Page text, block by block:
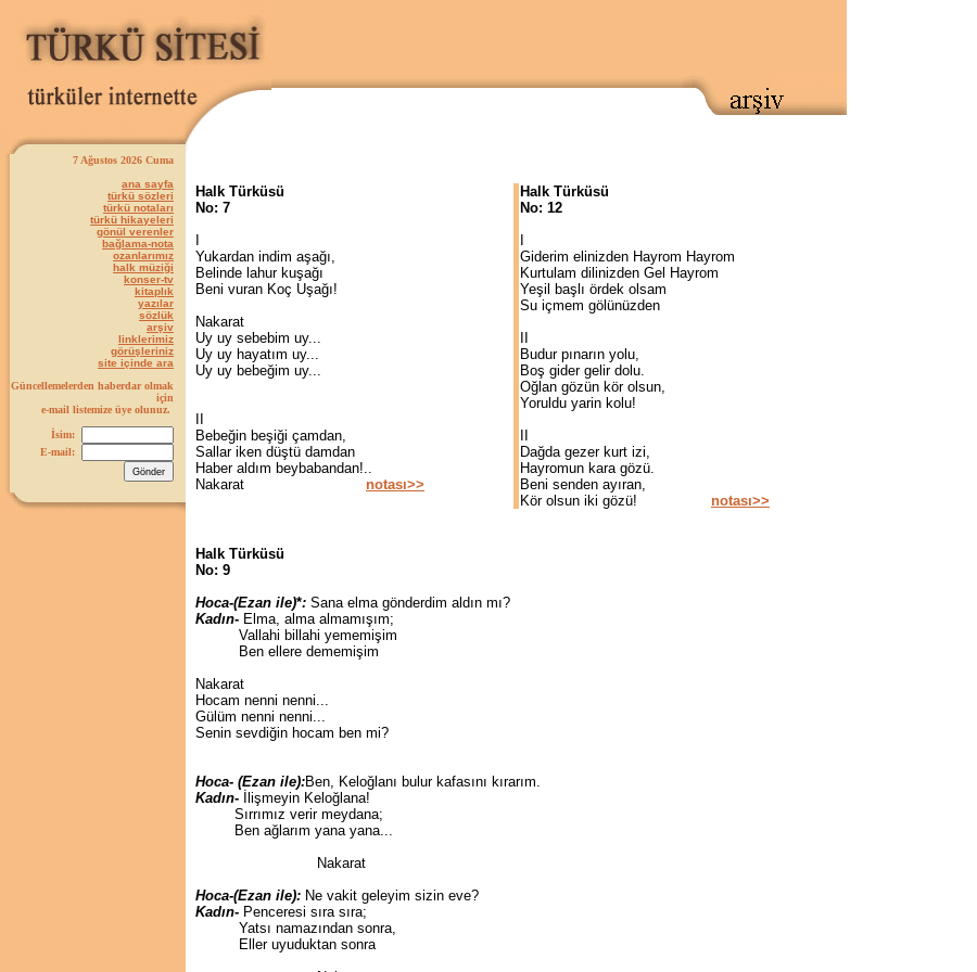
7 Ağustos 2026 Cuma
ana sayfa
türkü sözleri
türkü notaları
türkü hikayeleri
gönül verenler
bağlama-nota
ozanlarımız
halk müziği
konser-tv
kitaplık
yazılar
sözlük
arşiv
linklerimiz
görüşleriniz
site içinde ara
Güncellemelerden haberdar olmak
için
e-mail listemize üye olunuz.
İsim:
E-mail:
Halk Türküsü
No: 7
Yukardan indim aşağı,
Belinde lahur kuşağı
Beni vuran Koç Uşağı!
Nakarat
Uy uy sebebim uy...
Uy uy hayatım uy...
Uy uy bebeğim uy...
Bebeğin beşiği çamdan,
Sallar iken düştü damdan
Haber aldım beybabandan!..
Nakarat
notası>>
Halk Türküsü
No: 12
Giderim elinizden Hayrom Hayrom
Kurtulam dilinizden Gel Hayrom
Yeşil başlı ördek olsam
Su içmem gölünüzden
Budur pınarın yolu,
Boş gider gelir dolu.
Oğlan gözün kör olsun,
Yoruldu yarin kolu!
Dağda gezer kurt izi,
Hayromun kara gözü.
Beni senden ayıran,
Kör olsun iki gözü! notası>>
Halk Türküsü
No: 9
Hoca-(Ezan ile)*: Sana elma gönderdim aldın mı?
Kadın- Elma, alma almamışım;
Vallahi billahi yememişim
Ben ellere dememişim
Nakarat
Hocam nenni nenni...
Gülüm nenni nenni...
Senin sevdiğin hocam ben mi?
Hoca- (Ezan ile):Ben, Keloğlanı bulur kafasını kırarım.
Kadın- İlişmeyin Keloğlana!
Sırrımız verir meydana;
Ben ağlarım yana yana...
Nakarat
Hoca-(Ezan ile): Ne vakit geleyim sizin eve?
Kadın- Penceresi sıra sıra;
Yatsı namazından sonra,
Eller uyuduktan sonra